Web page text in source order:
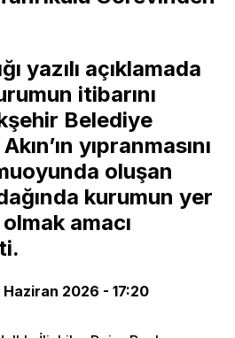
yazılı açıklamada
itibarını
Belediye
yıpranmasını
oluşan
kurumun yer
amacı
Haziran 2026 - 17:20